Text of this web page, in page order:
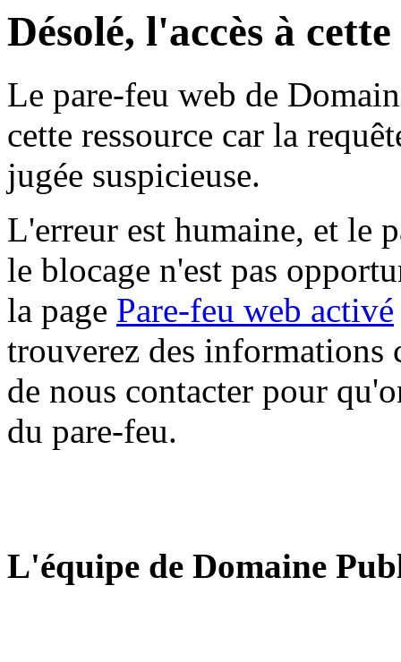
Désolé, l'accès à
Le pare-feu web de
cette ressource car la
jugée suspicieuse.
L'erreur est humaine, et le
le blocage n'est pas
la page Pare-feu web activé
trouverez des informations
de nous contacter pour
du pare-feu.
L'équipe de Domaine